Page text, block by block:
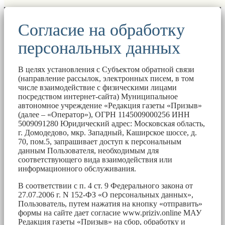
Согласие на обработку
персональных данных
В целях установления с Субъектом обратной связи
(направление рассылок, электронных писем, в том
числе взаимодействие с физическими лицами
посредством интернет-сайта) Муниципальное
автономное учреждение «Редакция газеты «Призыв»
(далее – «Оператор»), ОГРН 1145009000256 ИНН
5009091280 Юридический адрес: Московская область,
г. Домодедово, мкр. Западный, Каширское шоссе, д.
70, пом.5, запрашивает доступ к персональным
данным Пользователя, необходимым для
соответствующего вида взаимодействия или
информационного обслуживания.
В соответствии с п. 4 ст. 9 Федерального закона от
27.07.2006 г. N 152-ФЗ «О персональных данных»,
Пользователь, путем нажатия на кнопку «отправить»
формы на сайте дает согласие www.priziv.online МАУ
Редакция газеты «Призыв» на сбор, обработку и